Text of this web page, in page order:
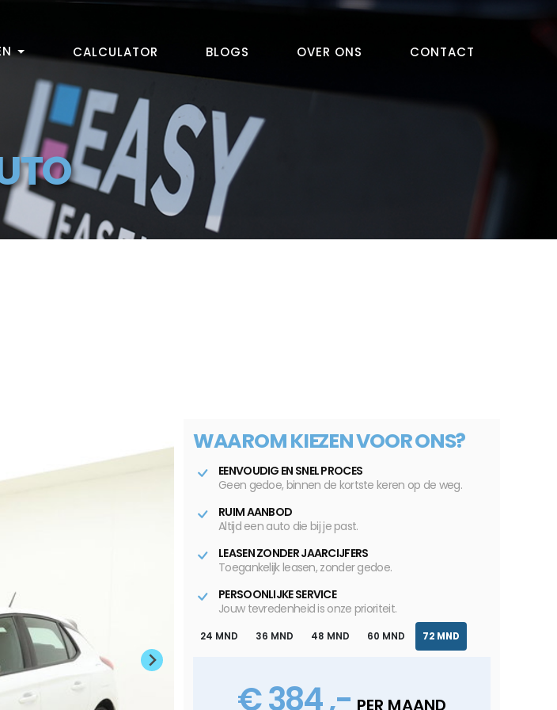
CALCULATOR BLOGS OVER ONS CONTACT
WAAROM KIEZEN VOOR ONS?
EENVOUDIG EN SNEL PROCES
Geen gedoe, binnen de kortste keren op de weg.
RUIM AANBOD
Altijd een auto die bij je past.
LEASEN ZONDER JAARCIJFERS
Toegankelijk leasen, zonder gedoe.
PERSOONLIJKE SERVICE
Jouw tevredenheid is onze prioriteit.
24 MND 36 MND 48 MND 60 MND 72 MND
€ 384 ,- PER MAAND